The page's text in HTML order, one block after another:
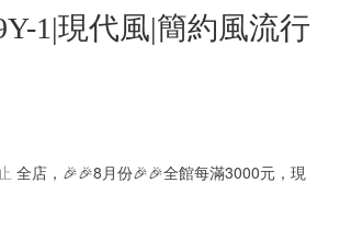
1|現代風|簡約風流行
全店，🎉🎉8月份🎉🎉全館每滿3000元，現